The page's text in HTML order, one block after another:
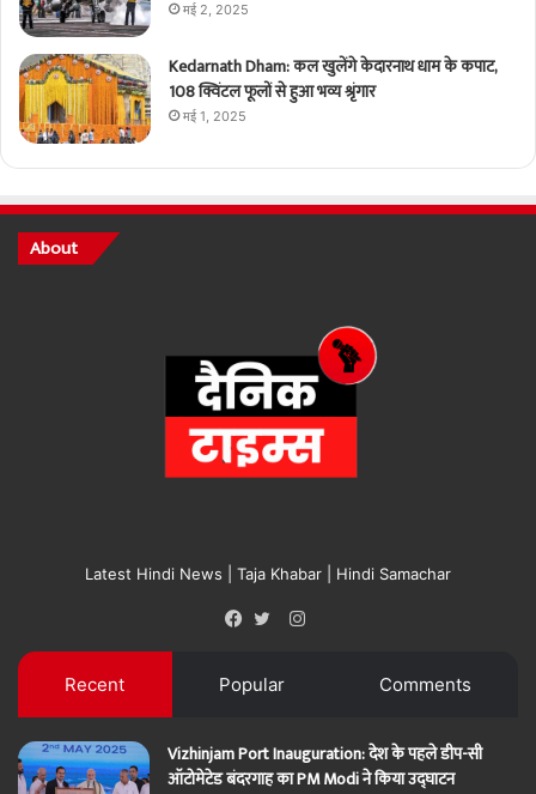
मई 2, 2025
Kedarnath Dham: कल खुलेंगे केदारनाथ धाम के कपाट,
108 क्विंटल फूलों से हुआ भव्य श्रृंगार
मई 1, 2025
About
Latest Hindi News | Taja Khabar | Hindi Samachar
Instagram
Recent Popular Comments
Vizhinjam Port Inauguration: देश के पहले डीप-सी
ऑटोमेटेड बंदरगाह का PM Modi ने किया उद्घाटन